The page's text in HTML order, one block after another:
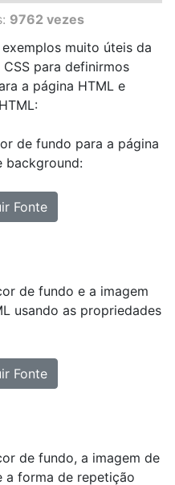
9762 vezes
muito úteis da
para definirmos
a página HTML e
de fundo para a página
background:
Fonte
de fundo e a imagem
usando as propriedades
Fonte
de fundo, a imagem de
a forma de repetição